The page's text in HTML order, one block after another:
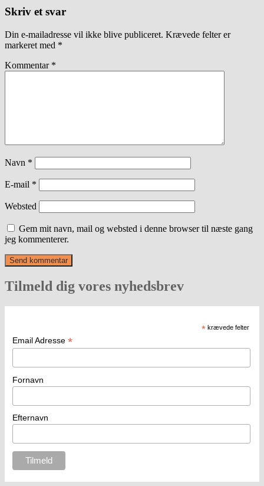
Skriv et svar
Din e-mailadresse vil ikke blive publiceret. Krævede felter er
markeret med *
Kommentar *
Navn *
E-mail *
Websted
Gem mit navn, mail og websted i denne browser til næste gang
jeg kommenterer.
Tilmeld dig vores nyhedsbrev
* krævede felter
Email Adresse *
Fornavn
Efternavn